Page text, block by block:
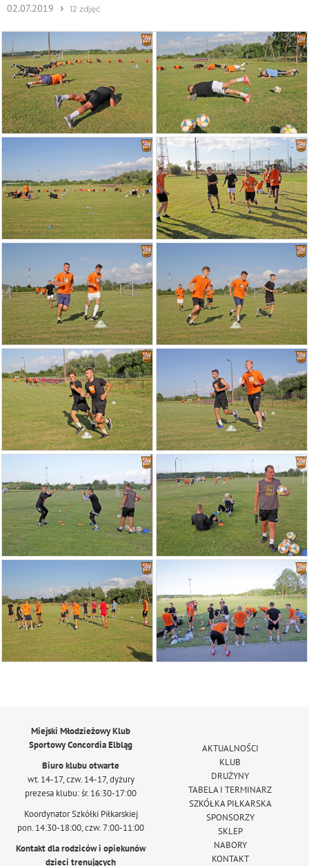
02.07.2019 › 12 zdjęć
Miejski Młodzieżowy Klub
Sportowy Concordia Elbląg
Biuro klubu otwarte
wt. 14-17, czw. 14-17, dyżury
prezesa klubu: śr. 16:30-17:00
Koordynator Szkółki Piłkarskiej
pon. 14:30-18:00, czw. 7:00-11:00
Kontakt dla rodziców i opiekunów
dzieci trenujących
AKTUALNOŚCI
KLUB
DRUŻYNY
TABELA I TERMINARZ
SZKÓŁKA PIŁKARSKA
SPONSORZY
SKLEP
NABORY
KONTAKT